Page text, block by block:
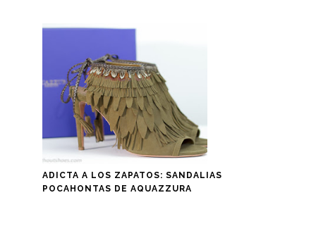
ADICTA A LOS ZAPATOS: SANDALIAS
POCAHONTAS DE AQUAZZURA